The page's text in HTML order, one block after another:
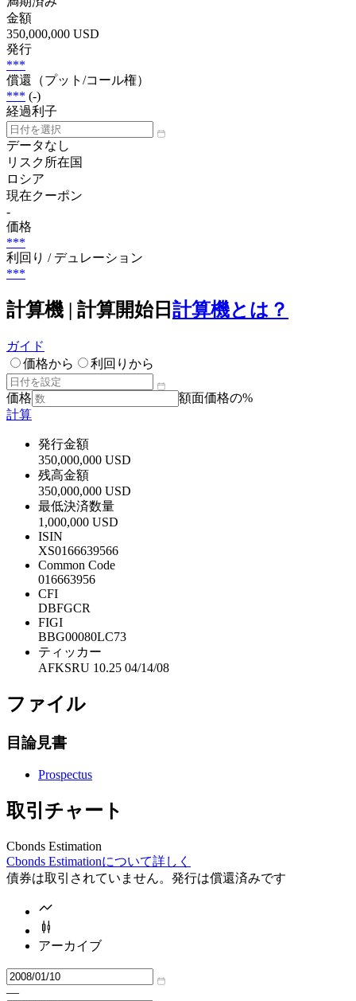
金額
350,000,000 USD
発行
***
償還（プット/コール権）
*** (-)
経過利子
データなし
リスク所在国
ロシア
現在クーポン
-
価格
***
利回り / デュレーション
***
計算機 | 計算開始日 計算機とは？
ガイド
価格から
利回りから
価格
額面価格の%
計算
発行金額
350,000,000 USD
残高金額
350,000,000 USD
最低決済数量
1,000,000 USD
ISIN
XS0166639566
Common Code
016663956
CFI
DBFGCR
FIGI
BBG00080LC73
ティッカー
AFKSRU 10.25 04/14/08
ファイル
目論見書
Prospectus
取引チャート
Cbonds Estimation
Cbonds Estimationについて詳しく
債券は取引されていません。発行は償還済みです
アーカイブ
—